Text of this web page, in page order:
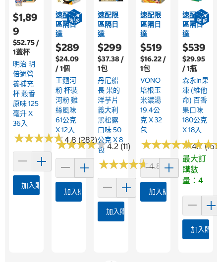
$1,89
9
$52.75 /
1蓋杯
明治 明
倍適營
養補充
杯 穀香
原味 125
毫升 X
36入
★★★★★
★★★★★4.8 (282)
加入購物車
速配限
區隔日
達
$289
$24.09
/ 1個
王麵河
粉 杯裝
河粉 雞
絲風味
61公克
X 12入
★★★★★
★★★★★4.2 (11)
加入購物車
速配限
區隔日
達
$299
$37.38 /
1包
丹尼船
長 米的
洋芋片
義大利
黑松露
口味 50
公克 X 8
包
★★★★★
★★★★★4.8 (113)
加入購物車
速配限
區隔日
達
$519
$16.22 /
1包
VONO
培根玉
米濃湯
19.4公
克 X 32
包
★★★★★
★★★★★4.7 (161)
加入購物車
速配限
區隔日
達
$539
$29.95
/ 1瓶
森永in果
凍 (維他
命) 百香
果口味
180公克
X 18入
★★★
★★★
最大訂
購數
量：4
加入購物